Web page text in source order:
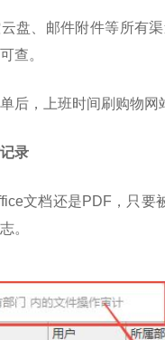
盘、邮件附件等所有
查。
后，上班时间刷购物网
录
文档还是PDF，只要
。